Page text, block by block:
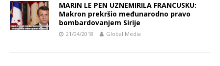
MARIN LE PEN UZNEMIRILA FRANCUSKU:
Makron prekršio međunarodno pravo
bombardovanjem Sirije
21/04/2018 Global Media